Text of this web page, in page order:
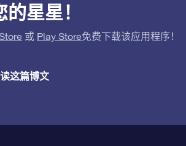
星星！
或 Play Store免费下载该应用程序！
这篇博文